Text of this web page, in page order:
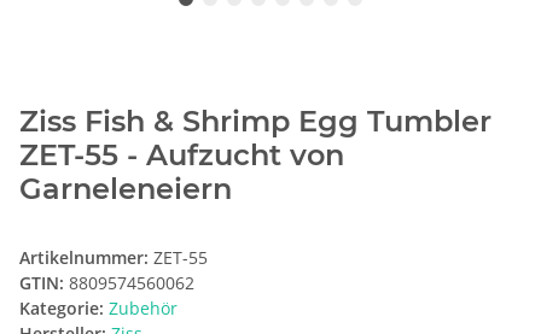
Ziss Fish & Shrimp Egg Tumbler
ZET-55 - Aufzucht von
Garneleneiern
Artikelnummer: ZET-55
GTIN: 8809574560062
Kategorie: Zubehör